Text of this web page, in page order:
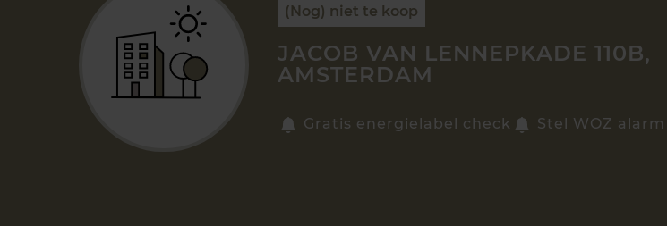
(Nog) niet te koop
JACOB VAN LENNEPKADE 110B,
AMSTERDAM
Gratis energielabel check Stel WOZ alarm